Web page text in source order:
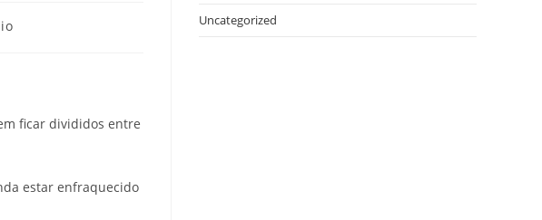
ficar divididos entre
estar enfraquecido
Uncategorized